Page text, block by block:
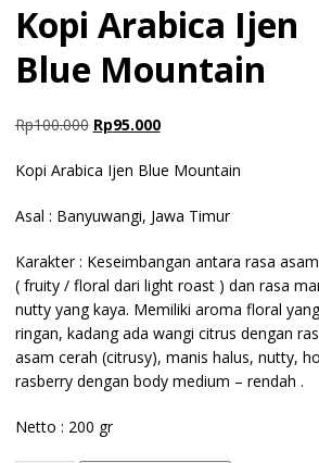
Kopi Arabica Ijen
Blue Mountain
Rp100.000 Rp95.000
Kopi Arabica Ijen Blue Mountain
Asal : Banyuwangi, Jawa Timur
Karakter : Keseimbangan antara rasa
( fruity / floral dari light roast ) dan rasa
nutty yang kaya. Memiliki aroma floral yang
ringan, kadang ada wangi citrus dengan
asam cerah (citrusy), manis halus, nutty,
rasberry dengan body medium – rendah .
Netto : 200 gr